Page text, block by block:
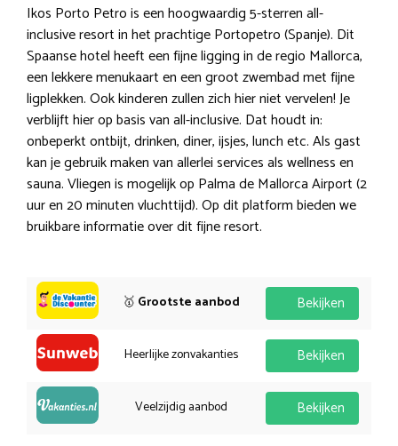
Ikos Porto Petro is een hoogwaardig 5-sterren all-
inclusive resort in het prachtige Portopetro (Spanje). Dit
Spaanse hotel heeft een fijne ligging in de regio Mallorca,
een lekkere menukaart en een groot zwembad met fijne
ligplekken. Ook kinderen zullen zich hier niet vervelen! Je
verblijft hier op basis van all-inclusive. Dat houdt in:
onbeperkt ontbijt, drinken, diner, ijsjes, lunch etc. Als gast
kan je gebruik maken van allerlei services als wellness en
sauna. Vliegen is mogelijk op Palma de Mallorca Airport (2
uur en 20 minuten vluchttijd). Op dit platform bieden we
bruikbare informatie over dit fijne resort.
🥇 Grootste aanbod Bekijken
Heerlijke zonvakanties Bekijken
Veelzijdig aanbod Bekijken